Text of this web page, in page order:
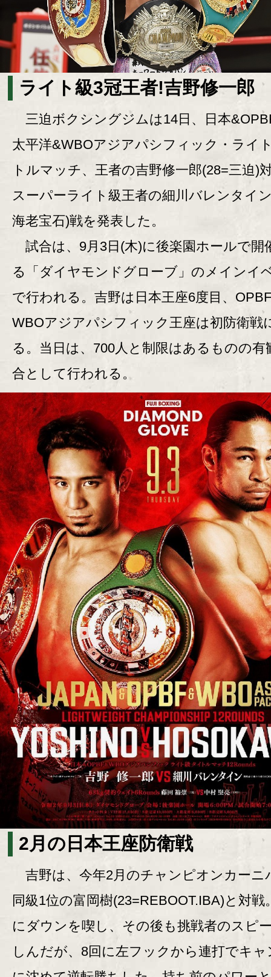
ライト級3冠王者!吉野修一郎
三迫ボクシングジムは14日、日本
太平洋&WBOアジアパシフィック・ライ
トルマッチ、王者の吉野修一郎(28=三迫)
スーパーライト級王者の細川バレンタイ
海老宝石)戦を発表した。
試合は、9月3日(木)に後楽園ホールで開
る「ダイヤモンドグローブ」のメインイ
で行われる。吉野は日本王座6度目、
WBOアジアパシフィック王座は初防衛戦
る。当日は、700人と制限はあるものの有
合として行われる。
2月の日本王座防衛戦
吉野は、今年2月のチャンピオンカーニ
同級1位の富岡樹(23=REBOOT.IBA)と対戦
にダウンを喫し、その後も挑戦者のスピ
しんだが、8回に左フックから連打でキ